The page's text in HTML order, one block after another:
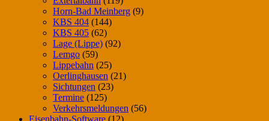
Horn-Bad Meinberg (9)
KBS 404 (144)
KBS 405 (62)
Lage (Lippe) (92)
Lemgo (59)
Lippebahn (25)
Oerlinghausen (21)
Sichtungen (23)
Termine (125)
Verkehrsmeldungen (56)